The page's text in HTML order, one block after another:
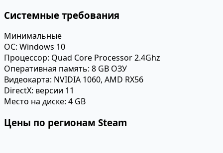
Системные требования
Минимальные
ОС: Windows 10
Процессор: Quad Core Processor 2.4Ghz
Оперативная память: 8 GB ОЗУ
Видеокарта: NVIDIA 1060, AMD RX56
DirectX: версии 11
Место на диске: 4 GB
Цены по регионам Steam